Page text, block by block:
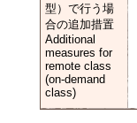
型）で行う場
合の追加措置
Additional
measures for
remote class
(on-demand
class)